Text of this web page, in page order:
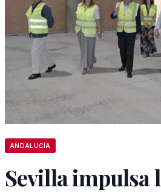
ANDALUCÍA
Sevilla impulsa